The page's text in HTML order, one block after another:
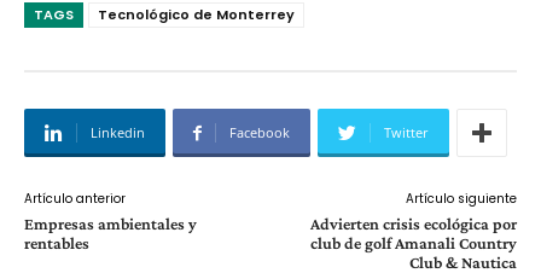
TAGS Tecnológico de Monterrey
Linkedin Facebook Twitter
Artículo anterior
Empresas ambientales y
rentables
Artículo siguiente
Advierten crisis ecológica por
club de golf Amanali Country
Club & Nautica